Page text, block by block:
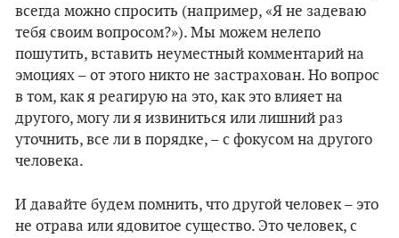
всегда можно спросить (например, «Я не задеваю
тебя своим вопросом?»). Мы можем нелепо
пошутить, вставить неуместный комментарий на
эмоциях – от этого никто не застрахован. Но вопрос
в том, как я реагирую на это, как это влияет на
другого, могу ли я извиниться или лишний раз
уточнить, все ли в порядке, – с фокусом на другого
человека.
И давайте будем помнить, что другой человек – это
не отрава или ядовитое существо. Это человек, с